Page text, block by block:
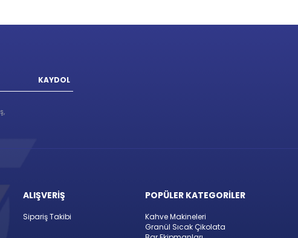
KAYDOL
ALIŞVERİŞ
Sipariş Takibi
POPÜLER KATEGORİLER
Kahve Makineleri
Granül Sıcak Çikolata